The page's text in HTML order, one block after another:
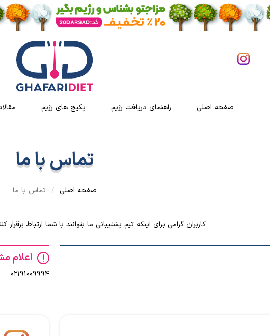
صفحه اصلی راهنمای دریافت رژیم پکیج های رژیم
تماس با ما
صفحه اصلی تماس با ما
کاربران گرامی برای اینکه تیم پشتیبانی ما بتوانند با شما ارتباط برقرار
اعلام
02191009994